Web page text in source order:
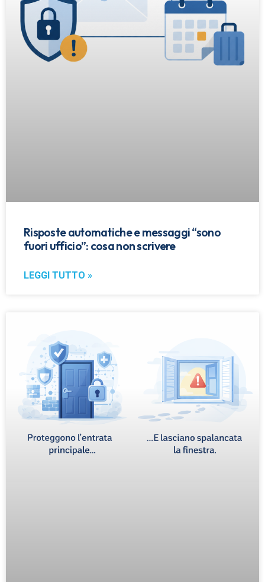
Risposte automatiche e messaggi “sono
fuori ufficio”: cosa non scrivere
LEGGI TUTTO »